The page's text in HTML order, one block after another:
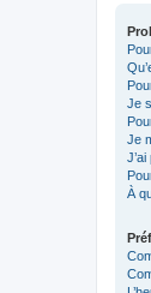
Je
Je
À